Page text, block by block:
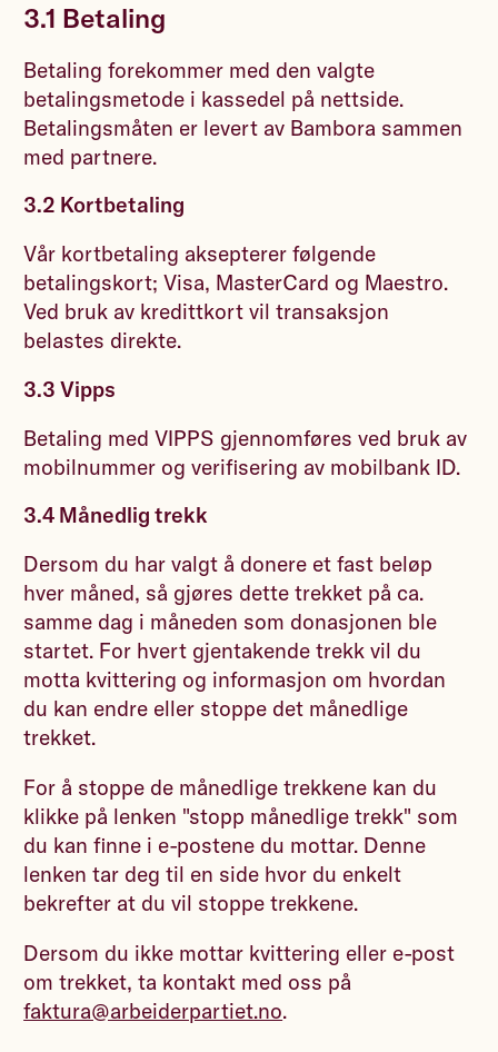
3.1 Betaling
Betaling forekommer med den valgte
betalingsmetode i kassedel på nettside.
Betalingsmåten er levert av Bambora sammen
med partnere.
3.2 Kortbetaling
Vår kortbetaling aksepterer følgende
betalingskort; Visa, MasterCard og Maestro.
Ved bruk av kredittkort vil transaksjon
belastes direkte.
3.3 Vipps
Betaling med VIPPS gjennomføres ved bruk av
mobilnummer og verifisering av mobilbank ID.
3.4 Månedlig trekk
Dersom du har valgt å donere et fast beløp
hver måned, så gjøres dette trekket på ca.
samme dag i måneden som donasjonen ble
startet. For hvert gjentakende trekk vil du
motta kvittering og informasjon om hvordan
du kan endre eller stoppe det månedlige
trekket.
For å stoppe de månedlige trekkene kan du
klikke på lenken "stopp månedlige trekk" som
du kan finne i e-postene du mottar. Denne
lenken tar deg til en side hvor du enkelt
bekrefter at du vil stoppe trekkene.
Dersom du ikke mottar kvittering eller e-post
om trekket, ta kontakt med oss på
faktura@arbeiderpartiet.no.